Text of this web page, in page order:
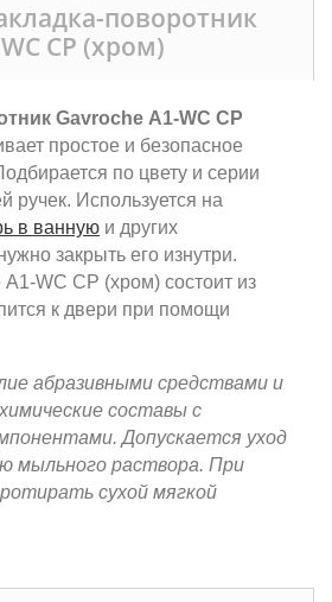
поворотник
CP (хром)
Gavroche А1-WC CP
простое и безопасное
по цвету и серии
ручек. Используется на
в ванную и других
закрыть его изнутри.
WC CP (хром) состоит из
к двери при помощи
абразивными средствами и
составы с
Допускается уход
мыльного раствора. При
сухой мягкой